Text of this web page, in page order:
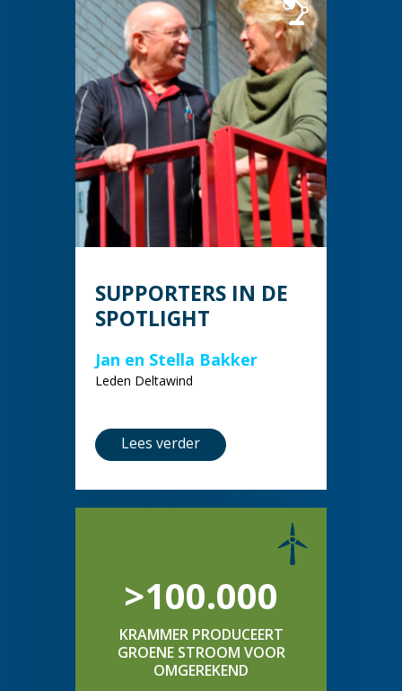
SUPPORTERS IN DE
SPOTLIGHT
Jan en Stella Bakker
Leden Deltawind
Lees verder
>100.000
KRAMMER PRODUCEERT
GROENE STROOM VOOR
OMGEREKEND